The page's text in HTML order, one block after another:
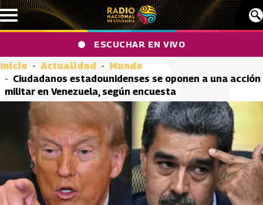
Pasar al contenido principal
ESCUCHAR EN VIVO
Inicio Actualidad
Mundo
Ciudadanos estadounidenses se oponen a una acción
militar en Venezuela, según encuesta